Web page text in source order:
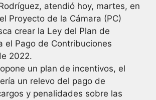
atendió hoy, martes, en
Proyecto de la Cámara (PC)
crear la Ley del Plan de
el Pago de Contribuciones
2022.
un plan de incentivos, el
un relevo del pago de
y penalidades sobre las